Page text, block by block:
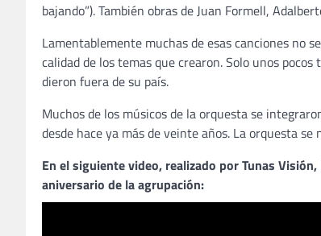
bajando”). También obras de Juan Formell,
Lamentablemente muchas de esas canciones no
calidad de los temas que crearon. Solo unos
dieron fuera de su país.
Muchos de los músicos de la orquesta se
desde hace ya más de veinte años. La orquesta
En el siguiente video, realizado por Tunas
aniversario de la agrupación: